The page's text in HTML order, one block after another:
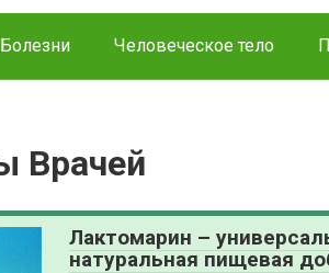
Болезни Человеческое тело
Врачей
Лактомарин –
натуральная пищевая